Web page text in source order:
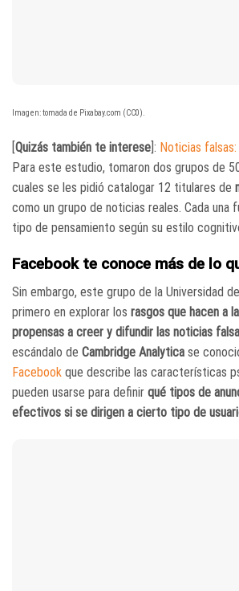
Imagen: tomada de Pixabay.com (CC0).
Quizás también te interese ]: Noticias
Para este estudio, tomaron dos grupos de
cuales se les pidió catalogar 12 titulares de
como un grupo de noticias reales. Cada una
tipo de pensamiento según su estilo
Facebook te conoce más de lo
Sin embargo, este grupo de la Universidad
primero en explorar los rasgos que hacen a
propensas a creer y difundir las noticias
escándalo de Cambridge Analytica se
Facebook que describe las características
pueden usarse para definir qué tipos de
efectivos si se dirigen a cierto tipo de